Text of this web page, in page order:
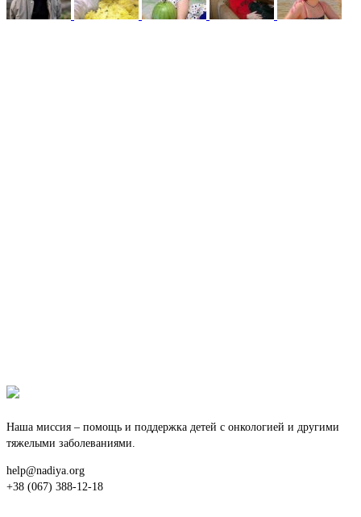
Наша миссия – помощь и поддержка детей с онкологией и другими
тяжелыми заболеваниями.
help@nadiya.org
+38 (067) 388-12-18